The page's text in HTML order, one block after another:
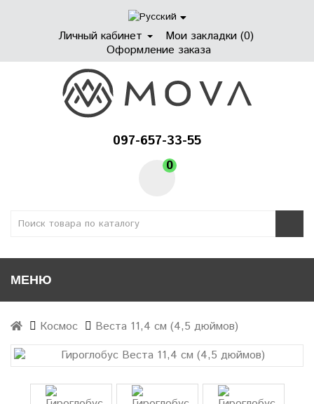
Личный кабинет
Мои закладки (0)
Оформление заказа
097-657-33-55
0
МЕНЮ
Космос Веста 11,4 см (4,5 дюймов)